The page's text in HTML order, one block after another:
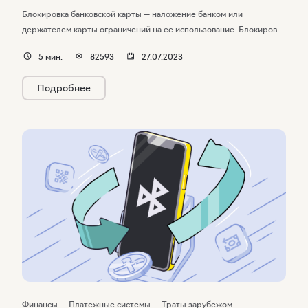
Блокировка банковской карты — наложение банком или
держателем карты ограничений на ее использование. Блокировка
и не обязательно связана с блокировкой счета. Рассказываем,
почему блокируется карта и как ее разблокировать.
Подробнее
5 мин. 82593 27.07.2023
Финансы Платежные системы Траты зарубежом